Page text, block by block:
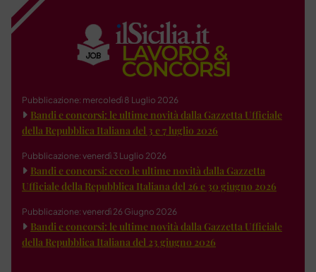
Pubblicazione: mercoledì 8 Luglio 2026
Bandi e concorsi: le ultime novità dalla Gazzetta Ufficiale
della Repubblica Italiana del 3 e 7 luglio 2026
Pubblicazione: venerdì 3 Luglio 2026
Bandi e concorsi: ecco le ultime novità dalla Gazzetta
Ufficiale della Repubblica Italiana del 26 e 30 giugno 2026
Pubblicazione: venerdì 26 Giugno 2026
Bandi e concorsi: le ultime novità dalla Gazzetta Ufficiale
della Repubblica Italiana del 23 giugno 2026